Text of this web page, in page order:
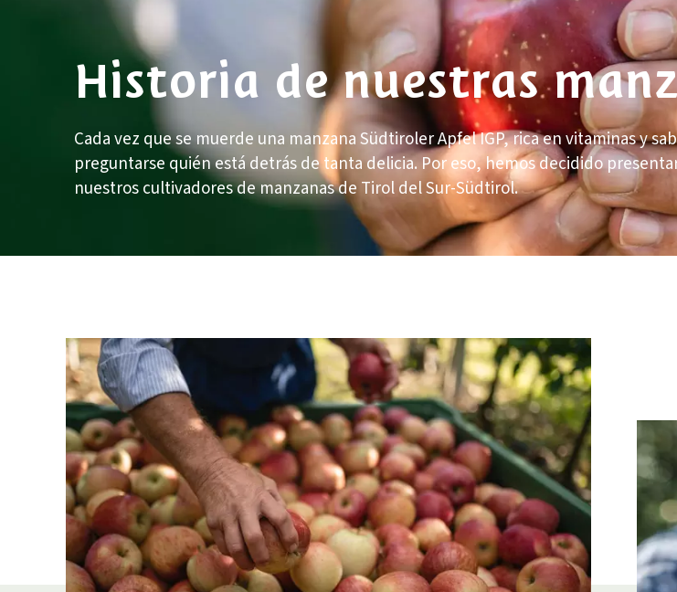
Newsletter
Nombre
Apellido
Email
* = required
Historia de nuestras
Cada vez que se muerde una manzana Südtiroler Apfel IGP, rica en vitaminas y
preguntarse quién está detrás de tanta delicia. Por eso, hemos decidido
nuestros cultivadores de manzanas de Tirol del Sur-Südtirol.